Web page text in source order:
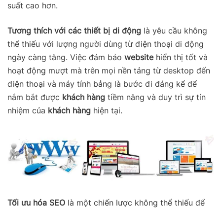
suất cao hơn.
Tương thích với các thiết bị di động là yêu cầu không
thể thiếu với lượng người dùng từ điện thoại di động
ngày càng tăng. Việc đảm bảo websitehiển thị tốt và
hoạt động mượt mà trên mọi nền tảng từ desktop đến
điện thoại và máy tính bảng là bước đi đáng kể để
nắm bắt được khách hàng tiềm năng và duy trì sự tín
nhiệm của khách hàng hiện tại.
Tối ưu hóa SEO là một chiến lược không thể thiếu để